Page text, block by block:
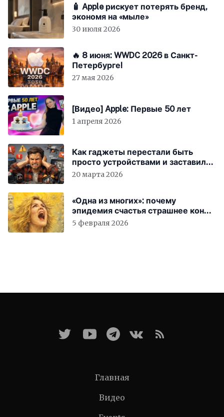
🧴 Apple рискует потерять бренд,
экономя на «мыле»
30 июля 2026
🔥 8 июня: WWDC 2026 в Санкт-
Петербурге!
27 мая 2026
[Видео] Apple: Первые 50 лет
1 апреля 2026
Как гаджеты перестали быть
просто устройствами и заставили
вас бесплатно работать
20 марта 2026
«Одна из многих»: почему
эпидемия счастья страшнее конца
света
5 февраля 2026
Главная
Видео